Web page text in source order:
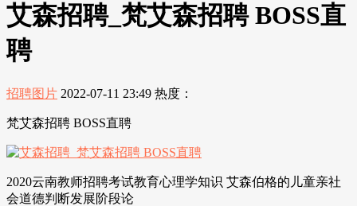
艾森招聘_梵艾森招聘 BOSS直
聘
招聘图片 2022-07-11 23:49 热度：
梵艾森招聘 BOSS直聘
2020云南教师招聘考试教育心理学知识 艾森伯格的儿童亲社
会道德判断发展阶段论